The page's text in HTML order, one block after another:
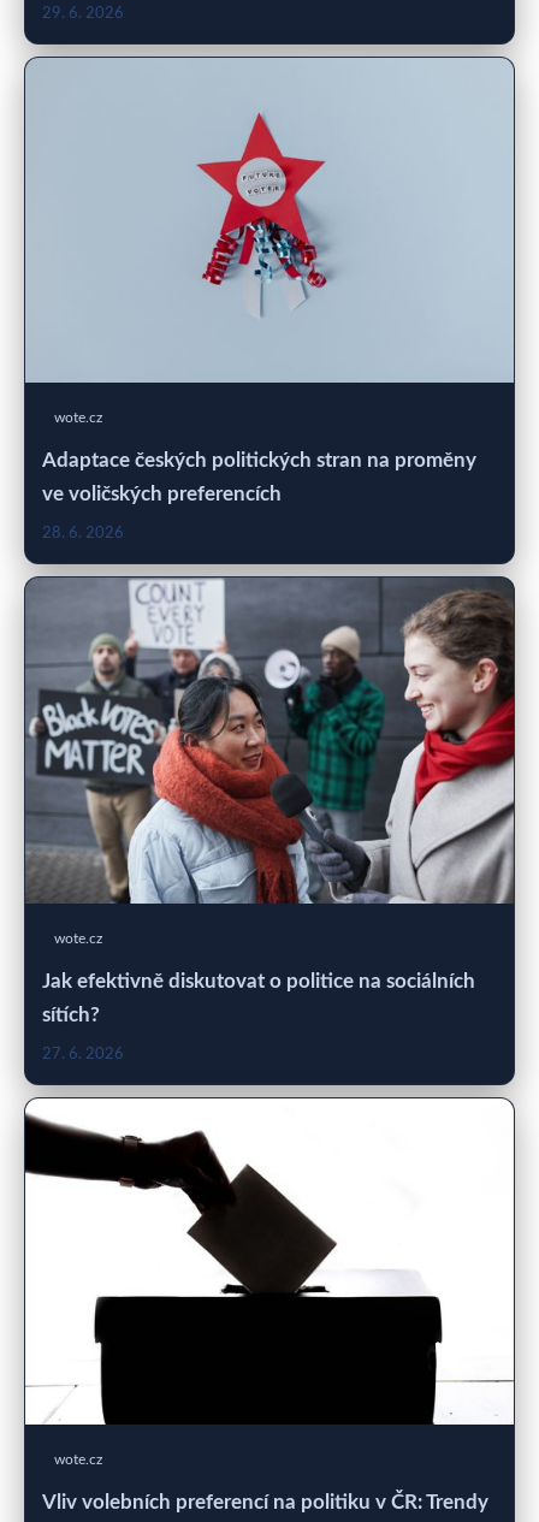
29. 6. 2026
wote.cz
Adaptace českých politických stran na proměny
ve voličských preferencích
28. 6. 2026
wote.cz
Jak efektivně diskutovat o politice na sociálních
sítích?
27. 6. 2026
wote.cz
Vliv volebních preferencí na politiku v ČR: Trendy